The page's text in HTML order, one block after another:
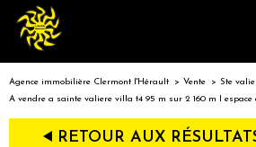
Agence immobilière Clermont l'Hérault Vente Ste
A vendre a sainte valiere villa t4 95 m sur 2 160 m l espace
RETOUR AUX